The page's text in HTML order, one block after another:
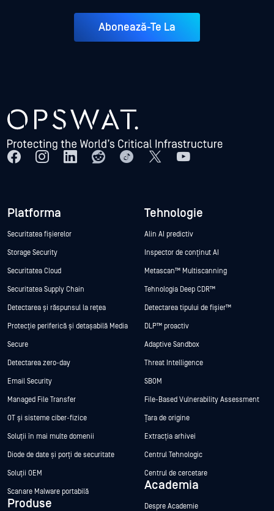
Abonează-Te La
Platforma
Securitatea fișierelor
Storage Security
Securitatea Cloud
Securitatea Supply Chain
Detectarea și răspunsul la rețea
Protecție periferică și detașabilă Media
Secure
Detectarea zero-day
Email Security
Managed File Transfer
OT și sisteme ciber-fizice
Soluții în mai multe domenii
Diode de date și porți de securitate
Soluții OEM
Scanare Malware portabilă
Produse
Tehnologie
Alin AI predictiv
Inspector de conținut AI
Metascan™ Multiscanning
Tehnologia Deep CDR™
Detectarea tipului de fișier™
DLP™ proactiv
Adaptive Sandbox
Threat Intelligence
SBOM
File-Based Vulnerability Assessment
Țara de origine
Extracția arhivei
Centrul Tehnologic
Centrul de cercetare
Academia
Despre Academie